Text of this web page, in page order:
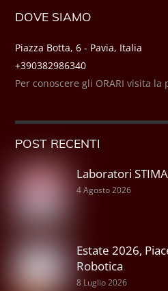
DOVE SIAMO
Piazza Botta, 6 - Pavia, Italia
+390382986340
Per conoscere gli ORARI visita la
POST RECENTI
Laboratori
4 Agosto 2026
Estate 2026,
Robotica
8 Luglio 2026